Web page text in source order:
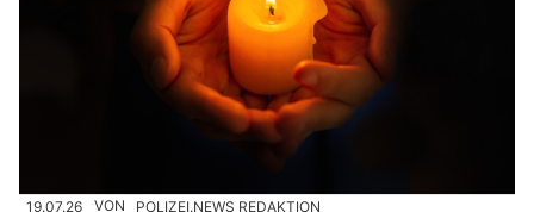
19.07.26 VON POLIZEI.NEWS REDAKTION